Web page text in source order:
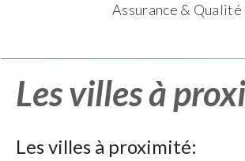
Assurance & Qualité
Les villes à
Les villes à proximité: